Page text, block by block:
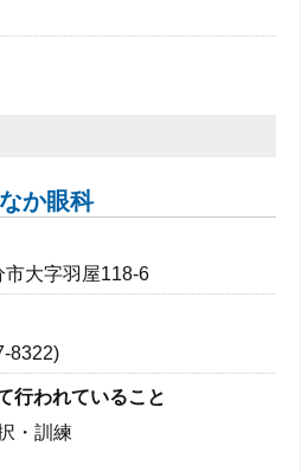
か眼科
市大字羽屋118-6
8322)
行われていること
・訓練